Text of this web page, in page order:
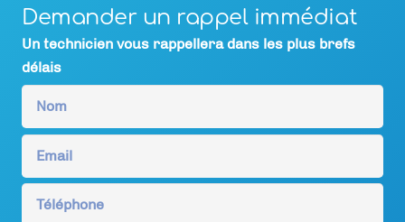
Demander un rappel immédiat
Un technicien vous rappellera dans les plus brefs
délais